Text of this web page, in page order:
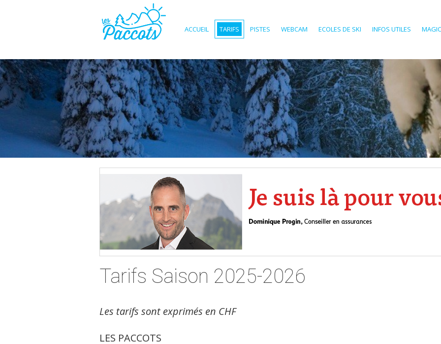
ACCUEIL TARIFS PISTES WEBCAM ECOLES DE SKI INFOS UTILES
Tarifs Saison 2025-2026
Les tarifs sont exprimés en CHF
LES PACCOTS